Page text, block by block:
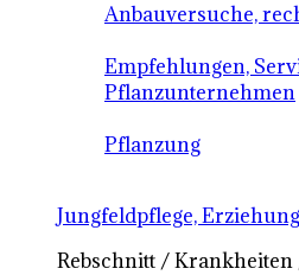
Anbauversuche,
Empfehlungen,
Pflanzunternehmen
Pflanzung
Jungfeldpflege,
Rebschnitt / Krankheiten